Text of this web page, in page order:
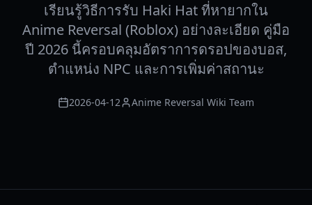
เรียนรู้วิธีการรับ Haki Hat ที่หายากใน
Anime Reversal (Roblox) อย่างละเอียด คู่มือ
ปี 2026 นี้ครอบคลุมอัตราการดรอปของบอส,
ตำแหน่ง NPC และการเพิ่มค่าสถานะ
2026-04-12 Anime Reversal Wiki Team